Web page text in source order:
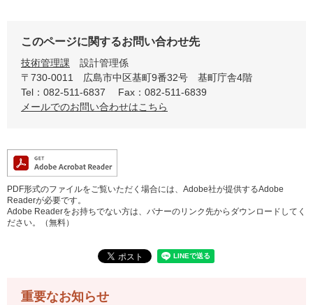
このページに関するお問い合わせ先
技術管理課
設計管理係
〒730-0011
広島市中区基町9番32号 基町庁舎4階
Tel：082-511-6837
Fax：082-511-6839
メールでのお問い合わせはこちら
PDF形式のファイルをご覧いただく場合には、Adobe社が提供するAdobe
Readerが必要です。
Adobe Readerをお持ちでない方は、バナーのリンク先からダウンロードしてく
ださい。（無料）
重要なお知らせ